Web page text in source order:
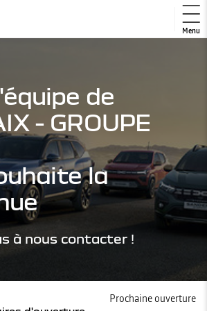
Menu
de
- GROUPE
la
à nous contacter !
Prochaine ouverture